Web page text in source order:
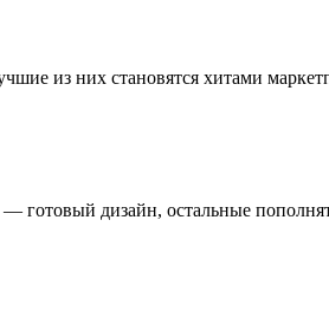
из них становятся хитами
дизайн, остальные